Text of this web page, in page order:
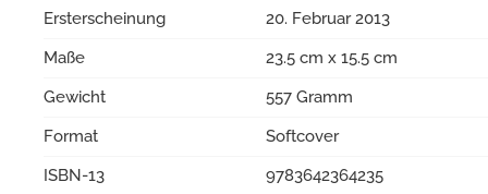
Ersterscheinung
20. Februar 2013
Maße
23.5 cm x 15.5 cm
Gewicht
557 Gramm
Format
Softcover
ISBN-13
9783642364235